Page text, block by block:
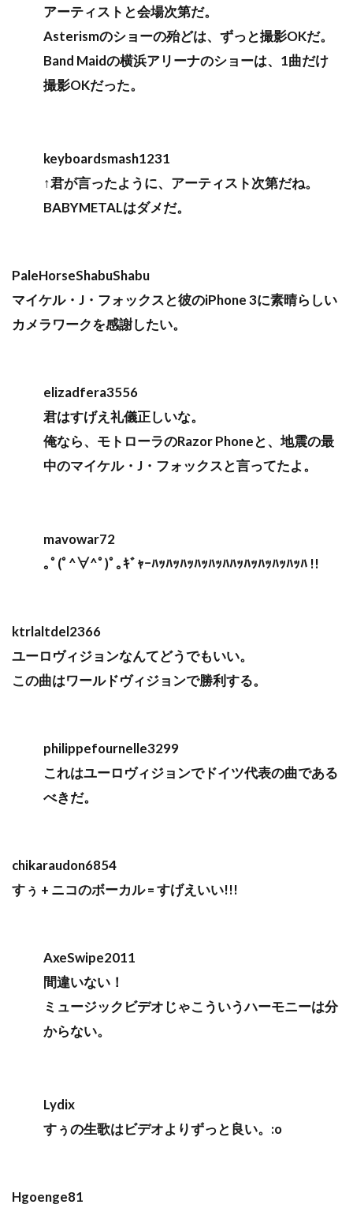
アーティストと会場次第だ。
Asterismのショーの殆どは、ずっと撮影OKだ。
Band Maidの横浜アリーナのショーは、1曲だけ
撮影OKだった。
keyboardsmash1231
↑君が言ったように、アーティスト次第だね。
BABYMETALはダメだ。
PaleHorseShabuShabu
マイケル・J・フォックスと彼のiPhone 3に素晴らしい
カメラワークを感謝したい。
elizadfera3556
君はすげえ礼儀正しいな。
俺なら、モトローラのRazor Phoneと、地震の最
中のマイケル・J・フォックスと言ってたよ。
mavowar72
｡ﾟ(ﾟ^∀^ﾟ)ﾟ｡ｷﾞｬｰﾊｯﾊｯﾊｯﾊｯﾊｯﾊﾊｯﾊｯﾊｯﾊｯﾊｯﾊ !!
ktrlaltdel2366
ユーロヴィジョンなんてどうでもいい。
この曲はワールドヴィジョンで勝利する。
philippefournelle3299
これはユーロヴィジョンでドイツ代表の曲である
べきだ。
chikaraudon6854
すぅ + ニコのボーカル = すげえいい!!!
AxeSwipe2011
間違いない！
ミュージックビデオじゃこういうハーモニーは分
からない。
Lydix
すぅの生歌はビデオよりずっと良い。:o
Hgoenge81